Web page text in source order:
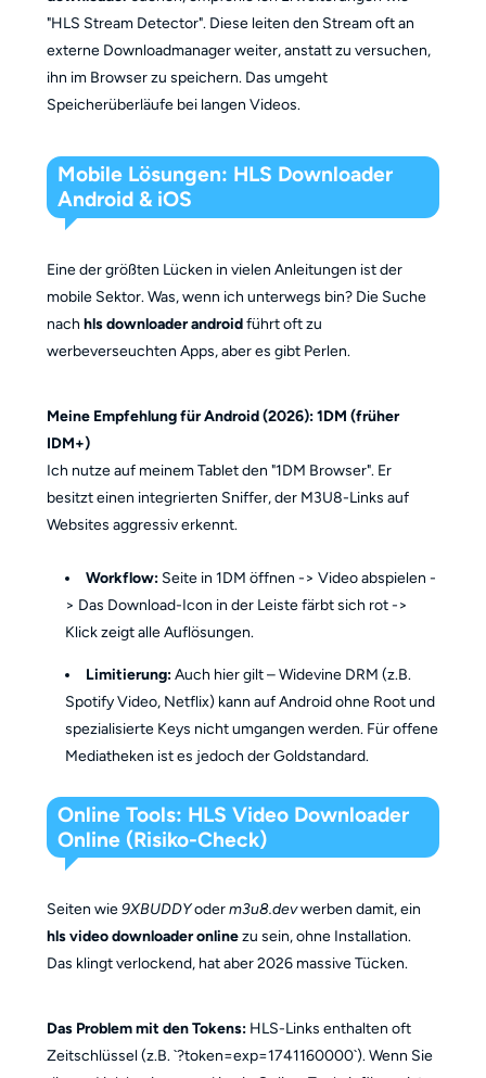
"HLS Stream Detector". Diese leiten den Stream oft an
externe Downloadmanager weiter, anstatt zu versuchen,
ihn im Browser zu speichern. Das umgeht
Speicherüberläufe bei langen Videos.
Mobile Lösungen: HLS Downloader
Android & iOS
Eine der größten Lücken in vielen Anleitungen ist der
mobile Sektor. Was, wenn ich unterwegs bin? Die Suche
nach hls downloader androidführt oft zu
werbeverseuchten Apps, aber es gibt Perlen.
Meine Empfehlung für Android (2026): 1DM (früher
IDM+)
Ich nutze auf meinem Tablet den "1DM Browser". Er
besitzt einen integrierten Sniffer, der M3U8-Links auf
Websites aggressiv erkennt.
Workflow: Seite in 1DM öffnen -> Video abspielen -
> Das Download-Icon in der Leiste färbt sich rot ->
Klick zeigt alle Auflösungen.
Limitierung:Auch hier gilt – Widevine DRM (z.B.
Spotify Video, Netflix) kann auf Android ohne Root und
spezialisierte Keys nicht umgangen werden. Für offene
Mediatheken ist es jedoch der Goldstandard.
Online Tools: HLS Video Downloader
Online (Risiko-Check)
Seiten wie9XBUDDYoderm3u8.devwerben damit, ein
hls video downloader onlinezu sein, ohne Installation.
Das klingt verlockend, hat aber 2026 massive Tücken.
Das Problem mit den Tokens:HLS-Links enthalten oft
Zeitschlüssel (z.B. `?token=exp=1741160000`). Wenn Sie